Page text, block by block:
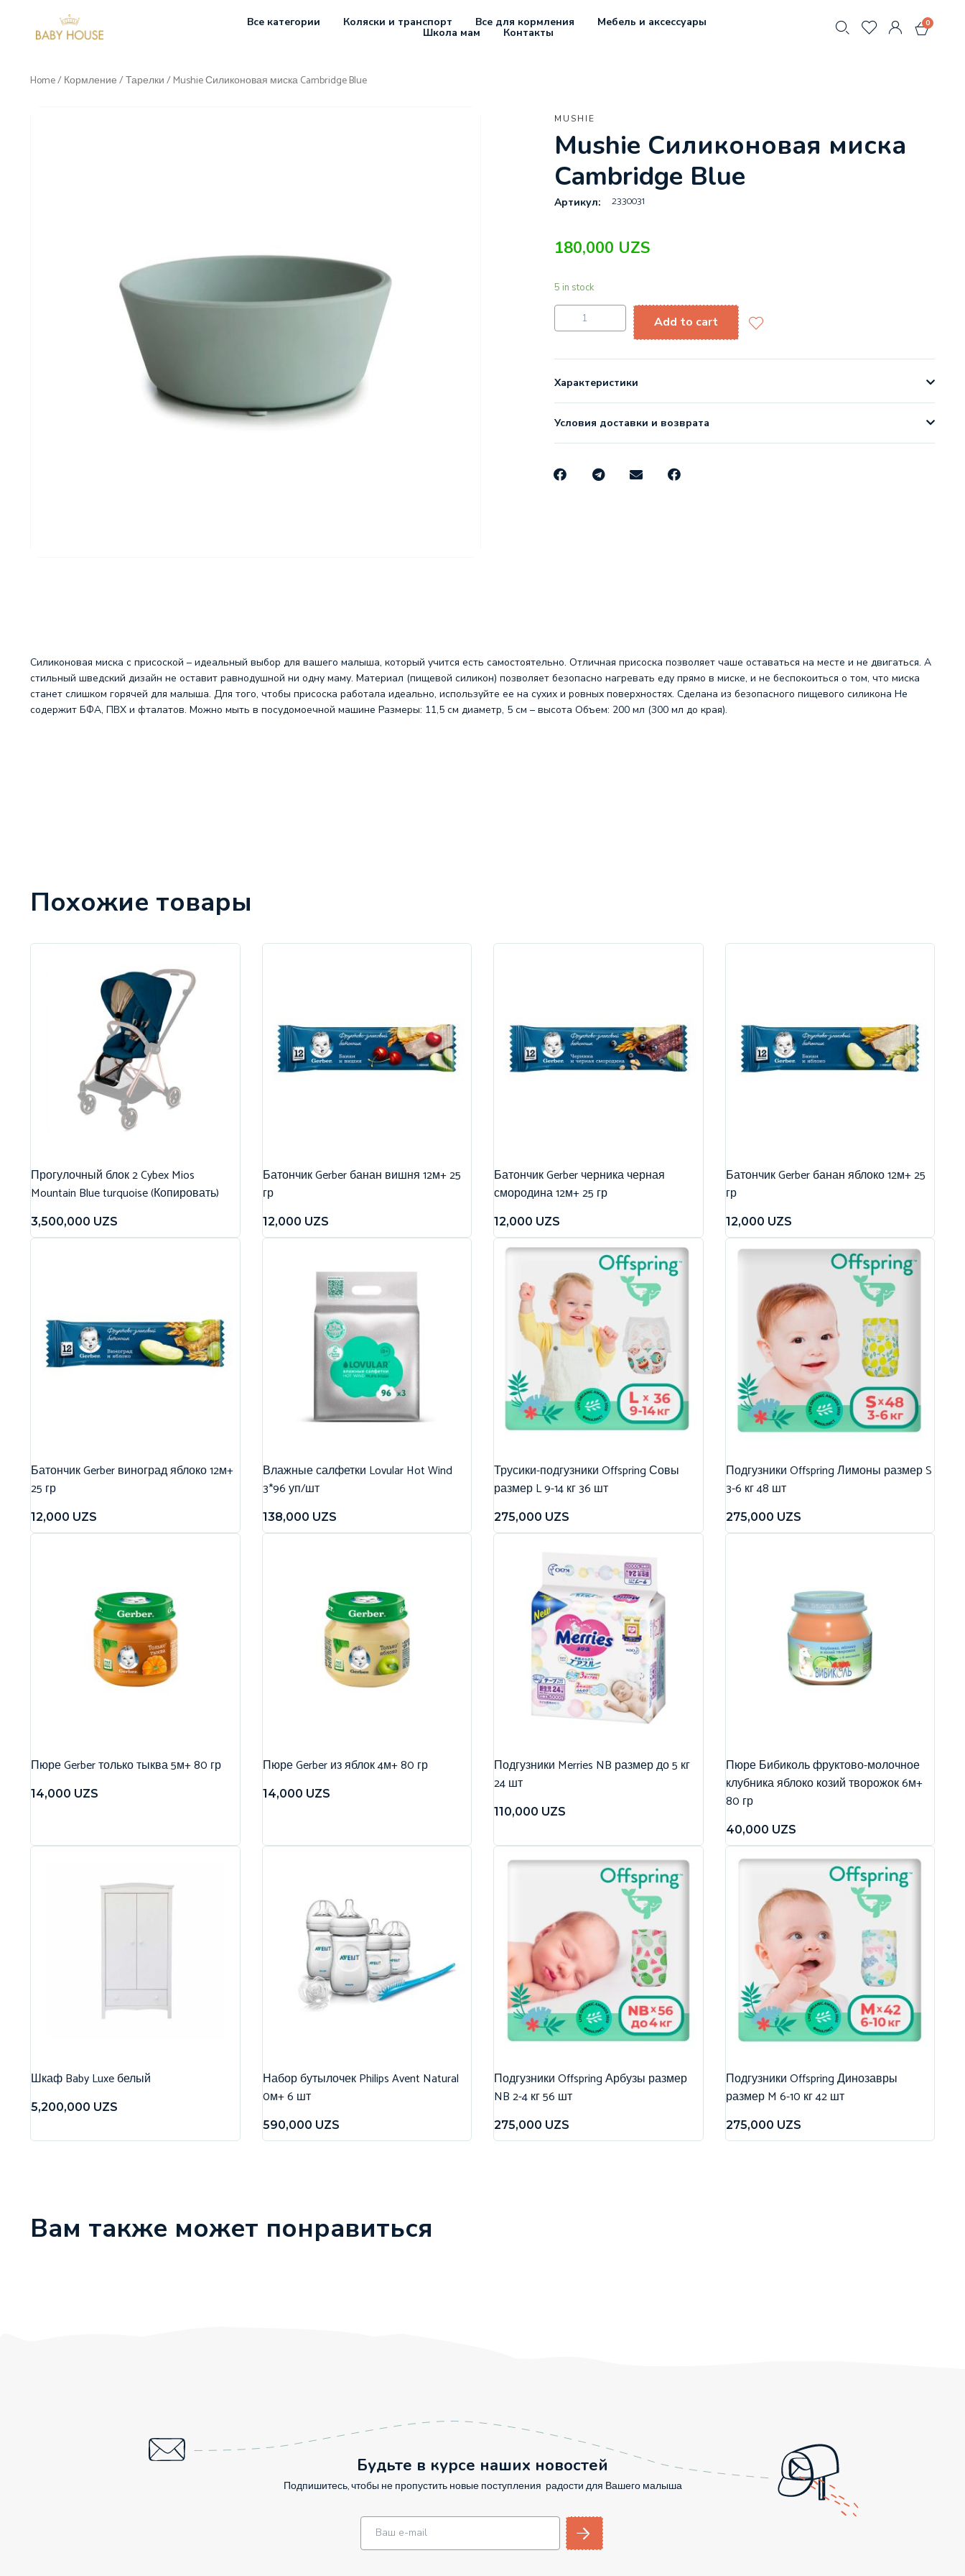
Все категории Коляски и транспорт Все для кормления Мебель и аксессуары
Школа мам Контакты
0
Home/Кормление/Тарелки/ Mushie Силиконовая миска Cambridge Blue
MUSHIE
Mushie Силиконовая миска
Cambridge Blue
Артикул: 2330031
180,000 UZS
5 in stock
Add to cart
Характеристики
Условия доставки и возврата
Силиконовая миска с присоской – идеальный выбор для вашего малыша, который учится есть самостоятельно. Отличная присоска позволяет чаше оставаться на месте и не двигаться. А
стильный шведский дизайн не оставит равнодушной ни одну маму. Материал (пищевой силикон) позволяет безопасно нагревать еду прямо в миске, и не беспокоиться о том, что миска
станет слишком горячей для малыша. Для того, чтобы присоска работала идеально, используйте ее на сухих и ровных поверхностях. Сделана из безопасного пищевого силикона Не
содержит БФА, ПВХ и фталатов. Можно мыть в посудомоечной машине Размеры: 11,5 см диаметр, 5 см – высота Объем: 200 мл (300 мл до края).
Похожие товары
Прогулочный блок 2 Cybex Mios
Mountain Blue turquoise (Копировать)
3,500,000 UZS
Батончик Gerber банан вишня 12м+ 25
гр
12,000 UZS
Батончик Gerber черника черная
смородина 12м+ 25 гр
12,000 UZS
Батончик Gerber банан яблоко 12м+ 25
гр
12,000 UZS
Батончик Gerber виноград яблоко 12м+
25 гр
12,000 UZS
Влажные салфетки Lovular Hot Wind
3*96 уп/шт
138,000 UZS
Трусики-подгузники Offspring Совы
размер L 9-14 кг 36 шт
275,000 UZS
Подгузники Offspring Лимоны размер S
3-6 кг 48 шт
275,000 UZS
Пюре Gerber только тыква 5м+ 80 гр
14,000 UZS
Пюре Gerber из яблок 4м+ 80 гр
14,000 UZS
Подгузники Merries NB размер до 5 кг
24 шт
110,000 UZS
Пюре Бибиколь фруктово-молочное
клубника яблоко козий творожок 6м+
80 гр
40,000 UZS
Шкаф Baby Luxe белый
5,200,000 UZS
Набор бутылочек Philips Avent Natural
0м+ 6 шт
590,000 UZS
Подгузники Offspring Арбузы размер
NB 2-4 кг 56 шт
275,000 UZS
Подгузники Offspring Динозавры
размер M 6-10 кг 42 шт
275,000 UZS
Вам также может понравиться
Будьте в курсе наших новостей
Подпишитесь, чтобы не пропустить новые поступления радости для Вашего малыша